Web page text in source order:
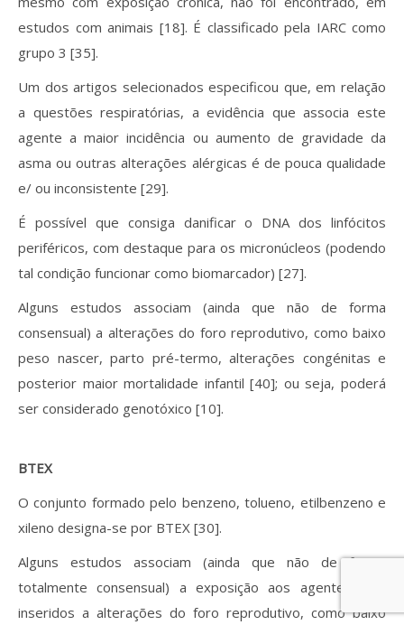
estudos com animais [18]. É classificado pela IARC como
grupo 3 [35].
Um dos artigos selecionados especificou que, em relação
a questões respiratórias, a evidência que associa este
agente a maior incidência ou aumento de gravidade da
asma ou outras alterações alérgicas é de pouca qualidade
e/ ou inconsistente [29].
É possível que consiga danificar o DNA dos linfócitos
periféricos, com destaque para os micronúcleos (podendo
tal condição funcionar como biomarcador) [27].
Alguns estudos associam (ainda que não de forma
consensual) a alterações do foro reprodutivo, como baixo
peso nascer, parto pré-termo, alterações congénitas e
posterior maior mortalidade infantil [40]; ou seja, poderá
ser considerado genotóxico [10].
BTEX
O conjunto formado pelo benzeno, tolueno, etilbenzeno e
xileno designa-se por BTEX [30].
Alguns estudos associam (ainda que não de forma
totalmente consensual) a exposição aos agentes aqui
inseridos a alterações do foro reprodutivo, como baixo